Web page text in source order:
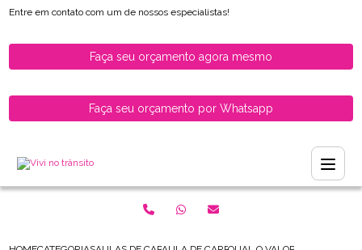
Entre em contato com um de nossos especialistas!
Faça seu orçamento agora mesmo
Faça seu orçamento por Whatsapp